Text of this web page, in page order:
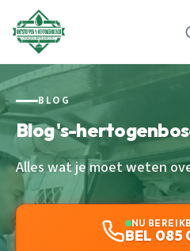
BLOG
Blog 's-
Alles wat je moet weten
NU
BEL 085